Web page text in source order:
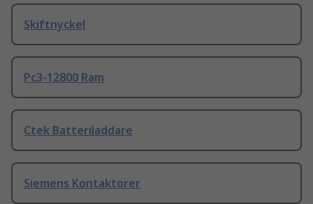
Skiftnyckel
Pc3-12800 Ram
Ctek Batteriladdare
Siemens Kontaktorer